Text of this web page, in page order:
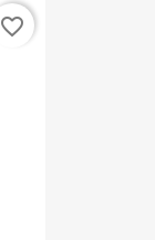
favorite_border